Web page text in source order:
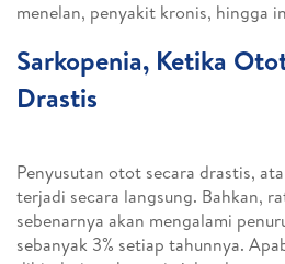
menelan, penyakit kronis, hingga
Sarkopenia, Ketika
Drastis
Penyusutan otot secara drastis,
terjadi secara langsung. Bahkan,
sebenarnya akan mengalami
sebanyak 3% setiap tahunnya.